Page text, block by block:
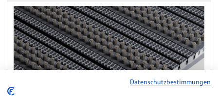
STEHDRAUF FLEX-SERIEDatenschutzbestimmungen